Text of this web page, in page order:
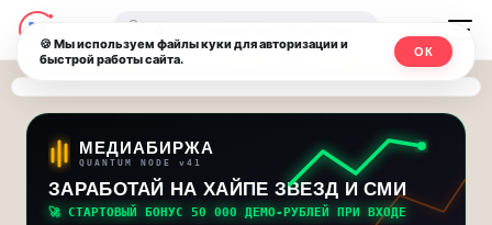
Последние
новости
и
обновления
потока:
Друзья,
приглашаем
Москвичи.net
—
Главный
столичный
чат-
🔍
МЕДИАБИРЖА
QUANTUM NODE v41
ЗАРАБОТАЙ НА ХАЙПЕ ЗВЕЗД И СМИ
🚀 СТАРТОВЫЙ БОНУС 50 000 ДЕМО-РУБЛЕЙ ПРИ ВХОДЕ
🍪 Мы используем файлы куки для авторизации и
быстрой работы сайта.
ОК